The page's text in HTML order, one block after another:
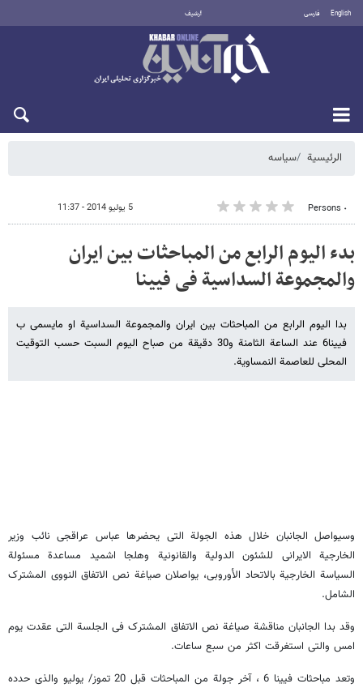
English فارسی أرشيف
الرئيسية سیاسه
٠ Persons 5 يوليو 2014 - 11:37
بدء الیوم الرابع من المباحثات بین ایران
والمجموعة السداسیة فی فیینا
بدا الیوم الرابع من المباحثات بین ایران والمجموعة السداسیة او مایسمی ب
فیینا6 عند الساعة الثامنة و30 دقیقة من صباح الیوم السبت حسب التوقیت
المحلی للعاصمة النمساویة.
وسیواصل الجانبان خلال هذه الجولة التی یحضرها عباس عراقجی نائب وزیر
الخارجیة الایرانی للشئون الدولیة والقانونیة وهلجا اشمید مساعدة مسئولة
السیاسة الخارجیة بالاتحاد الأوروبی، یواصلان صیاغة نص الاتفاق النووی المشترک
الشامل.
وقد بدا الجانبان مناقشة صیاغة نص الاتفاق المشترک فی الجلسة التی عقدت یوم
امس والتی استغرقت اکثر من سبع ساعات.
وتعد مباحثات فیینا 6 ، آخر جولة من المباحثات قبل 20 تموز/ یولیو والذی حدده